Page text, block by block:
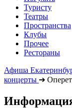
Туристу
Театры
Пространства
Клубы
Прочее
Рестораны
Афиша
концерты ➔